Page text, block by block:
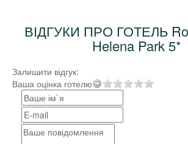
ВІДГУКИ ПРО ГОТЕЛЬ
Helena Park 5*
Залишити відгук:
Ваша оцінка готелю